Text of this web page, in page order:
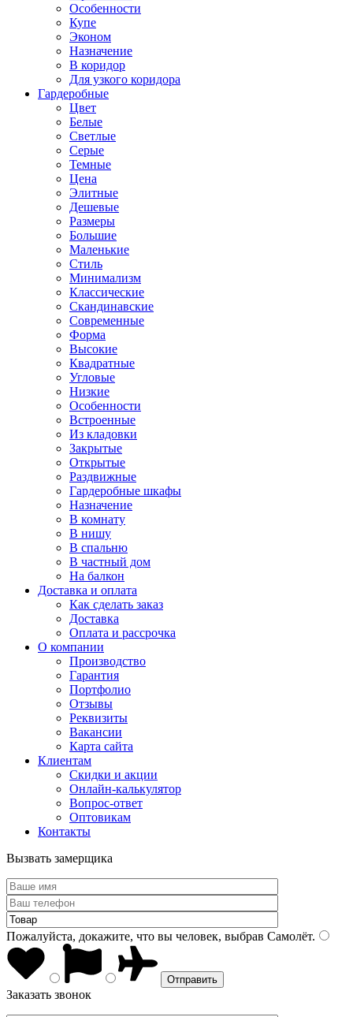
Особенности
Купе
Эконом
Назначение
В коридор
Для узкого коридора
Гардеробные
Цвет
Белые
Светлые
Серые
Темные
Цена
Элитные
Дешевые
Размеры
Большие
Маленькие
Стиль
Минимализм
Классические
Скандинавские
Современные
Форма
Высокие
Квадратные
Угловые
Низкие
Особенности
Встроенные
Из кладовки
Закрытые
Открытые
Раздвижные
Гардеробные шкафы
Назначение
В комнату
В нишу
В спальню
В частный дом
На балкон
Доставка и оплата
Как сделать заказ
Доставка
Оплата и рассрочка
О компании
Производство
Гарантия
Портфолио
Отзывы
Реквизиты
Вакансии
Карта сайта
Клиентам
Скидки и акции
Онлайн-калькулятор
Вопрос-ответ
Оптовикам
Контакты
Вызвать замерщика
Пожалуйста, докажите, что вы человек, выбрав Самолёт.
Заказать звонок